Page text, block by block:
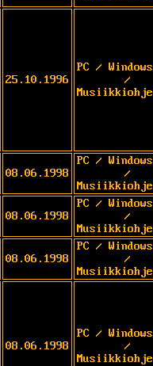
25.10.1996
PC /
/
08.06.1998
PC /
/
08.06.1998
PC /
/
08.06.1998
PC /
/
08.06.1998
PC /
/